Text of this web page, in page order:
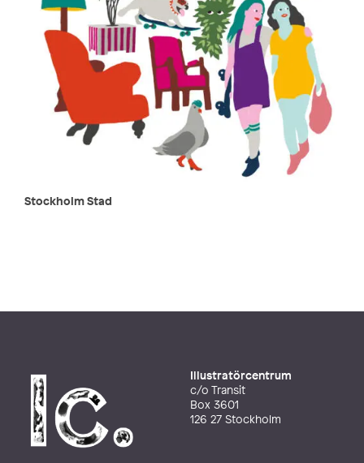
Stockholm Stad
Illustratörcentrum
c/o Transit
Box 3601
126 27 Stockholm